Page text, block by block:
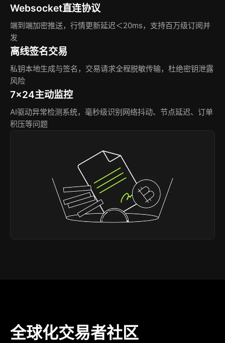
Websocket直连协议
端到端加密推送，行情更新延迟＜20ms，支持百万级订阅并
发
离线签名交易
私钥本地生成与签名，交易请求全程脱敏传输，杜绝密钥泄露
风险
7×24主动监控
AI驱动异常检测系统，毫秒级识别网络抖动、节点延迟、订单
积压等问题
全球化交易者社区